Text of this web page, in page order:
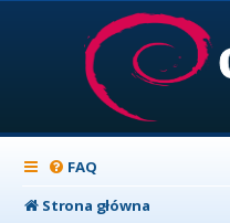
FAQ
Strona główna